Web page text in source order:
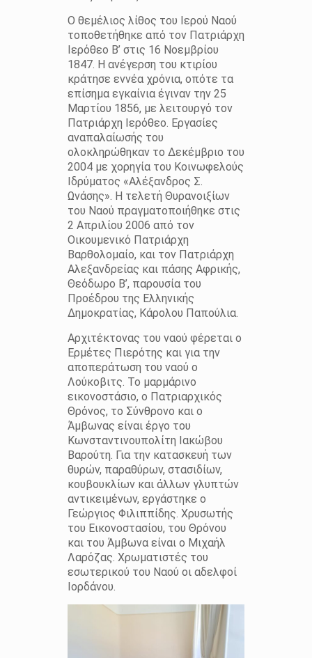
Ο θεμέλιος λίθος του Ιερού Ναού
τοποθετήθηκε από τον Πατριάρχη
Ιερόθεο Β’ στις 16 Νοεμβρίου
1847. Η ανέγερση του κτιρίου
κράτησε εννέα χρόνια, οπότε τα
επίσημα εγκαίνια έγιναν την 25
Μαρτίου 1856, με λειτουργό τον
Πατριάρχη Ιερόθεο. Εργασίες
αναπαλαίωσής του
ολοκληρώθηκαν το Δεκέμβριο του
2004 με χορηγία του Κοινωφελούς
Ιδρύματος «Αλέξανδρος Σ.
Ωνάσης». Η τελετή Θυρανοιξίων
του Ναού πραγματοποιήθηκε στις
2 Απριλίου 2006 από τον
Οικουμενικό Πατριάρχη
Βαρθολομαίο, και τον Πατριάρχη
Αλεξανδρείας και πάσης Αφρικής,
Θεόδωρο Β’, παρουσία του
Προέδρου της Ελληνικής
Δημοκρατίας, Κάρολου Παπούλια.
Αρχιτέκτονας του ναού φέρεται ο
Ερμέτες Πιερότης και για την
αποπεράτωση του ναού ο
Λούκοβιτς. Το μαρμάρινο
εικονοστάσιο, ο Πατριαρχικός
Θρόνος, το Σύνθρονο και ο
Άμβωνας είναι έργο του
Κωνσταντινουπολίτη Ιακώβου
Βαρούτη. Για την κατασκευή των
θυρών, παραθύρων, στασιδίων,
κουβουκλίων και άλλων γλυπτών
αντικειμένων, εργάστηκε ο
Γεώργιος Φιλιππίδης. Χρυσωτής
του Εικονοστασίου, του Θρόνου
και του Άμβωνα είναι ο Μιχαήλ
Λαρόζας. Χρωματιστές του
εσωτερικού του Ναού οι αδελφοί
Ιορδάνου.